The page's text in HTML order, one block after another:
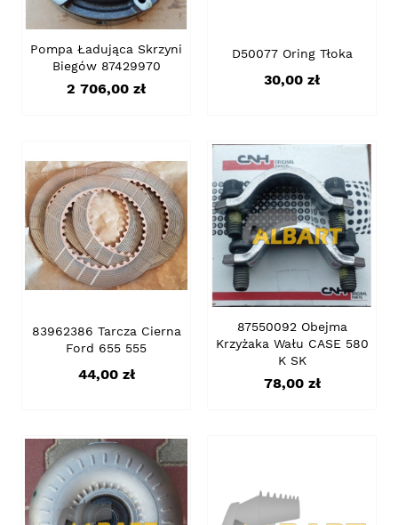
Pompa Ładująca Skrzyni
Biegów 87429970
Cena
2 706,00 zł
D50077 Oring Tłoka
Cena
30,00 zł
83962386 Tarcza Cierna
Ford 655 555
Cena
44,00 zł
87550092 Obejma
Krzyżaka Wału CASE 580
K SK
Cena
78,00 zł